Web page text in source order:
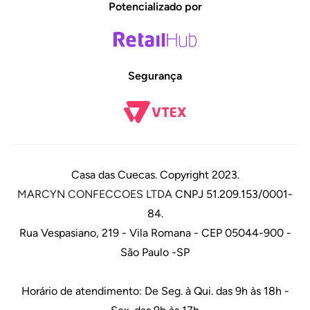
Potencializado por
Segurança
Casa das Cuecas. Copyright 2023.
MARCYN CONFECCOES LTDA CNPJ 51.209.153/0001-
84.
Rua Vespasiano, 219 - Vila Romana - CEP 05044-900 -
São Paulo -SP
Horário de atendimento: De Seg. à Qui. das 9h às 18h -